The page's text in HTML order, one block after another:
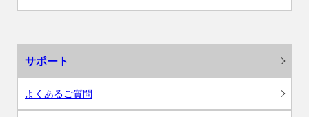
サポート
よくあるご質問